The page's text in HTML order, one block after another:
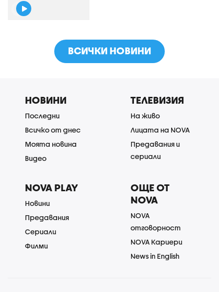
ВСИЧКИ НОВИНИ
НОВИНИ
Последни
Всичко от днес
Моята новина
Видео
ТЕЛЕВИЗИЯ
На живо
Лицата на NOVA
Предавания и
сериали
NOVA PLAY
Новини
Предавания
Сериали
Филми
ОЩЕ ОТ
NOVA
NOVA
отговорност
NOVA Кариери
News in English